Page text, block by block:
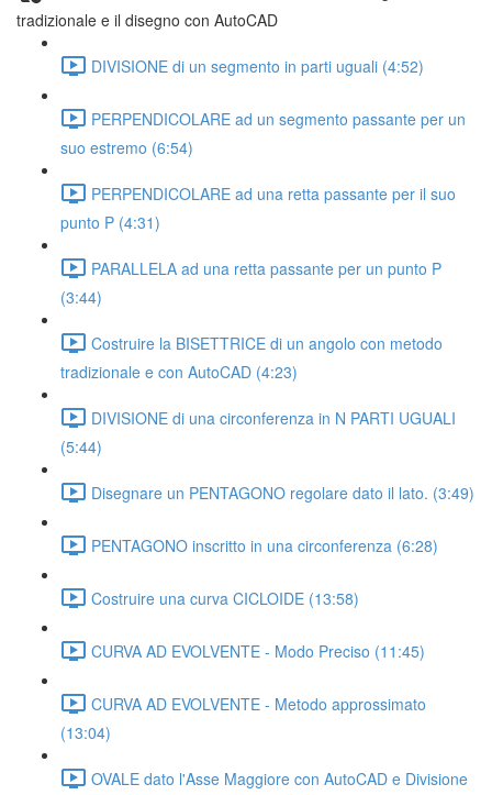
tradizionale e il disegno con AutoCAD
DIVISIONE di un segmento in parti uguali (4:52)
PERPENDICOLARE ad un segmento passante per un
suo estremo (6:54)
PERPENDICOLARE ad una retta passante per il suo
punto P (4:31)
PARALLELA ad una retta passante per un punto P
(3:44)
Costruire la BISETTRICE di un angolo con metodo
tradizionale e con AutoCAD (4:23)
DIVISIONE di una circonferenza in N PARTI UGUALI
(5:44)
Disegnare un PENTAGONO regolare dato il lato. (3:49)
PENTAGONO inscritto in una circonferenza (6:28)
Costruire una curva CICLOIDE (13:58)
CURVA AD EVOLVENTE - Modo Preciso (11:45)
CURVA AD EVOLVENTE - Metodo approssimato
(13:04)
OVALE dato l'Asse Maggiore con AutoCAD e Divisione